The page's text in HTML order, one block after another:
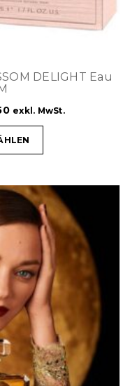
DELIGHT Eau
exkl. MwSt.